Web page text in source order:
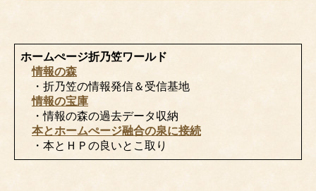
ホームぺージ折乃笠ワールド
情報の森
・折乃笠の情報発信＆受信基地
情報の宝庫
・情報の森の過去データ収納
本とホームぺージ融合の泉に接続
・本とＨＰの良いとこ取り